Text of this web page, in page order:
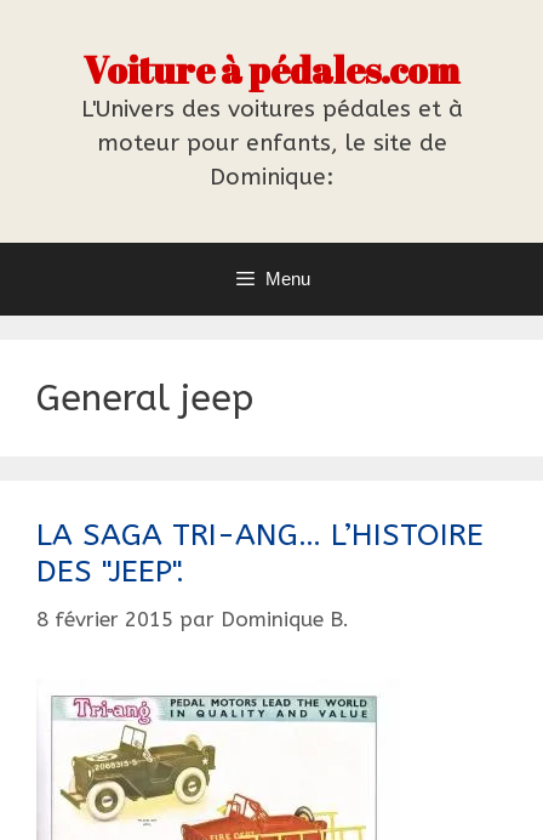
Voiture à pédales.com
L'Univers des voitures pédales et à
moteur pour enfants, le site de
Dominique:
Menu
General jeep
LA SAGA TRI-ANG… L’HISTOIRE
DES "JEEP".
8 février 2015 par Dominique B.